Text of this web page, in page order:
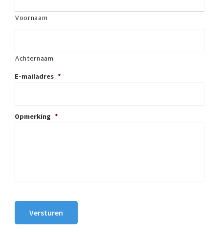
Voornaam
Achternaam
E-mailadres *
Opmerking *
Versturen